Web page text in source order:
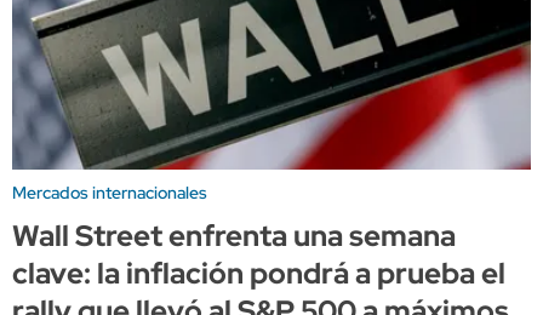
Mercados internacionales
Wall Street enfrenta una semana
clave: la inflación pondrá a prueba el